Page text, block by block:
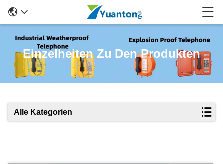
Einzelheiten Zu Den Produkten
Alle Kategorien